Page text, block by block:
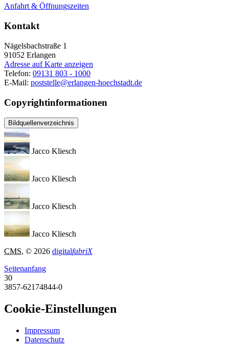
Anfahrt & Öffnungszeiten
Kontakt
Nägelsbachstraße 1
91052 Erlangen
Adresse auf Karte anzeigen
Telefon: 09131 803 - 1000
E-Mail: poststelle@erlangen-hoechstadt.de
Copyrightinformationen
Bildquellenverzeichnis
Jacco Kliesch
Jacco Kliesch
Jacco Kliesch
Jacco Kliesch
CMS, © 2026 digitalfabriX
Seitenanfang
30
3857-62174844-0
Cookie-Einstellungen
Impressum
Datenschutz